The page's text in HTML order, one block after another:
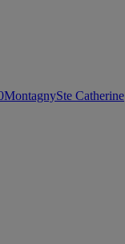
MontagnySte Catherine